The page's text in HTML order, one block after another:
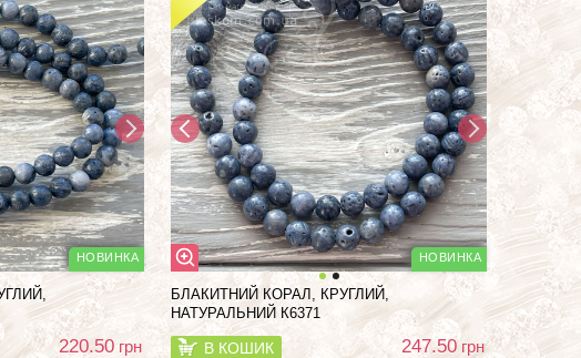
220.50 грн
БЛАКИТНИЙ КОРАЛ, КРУГЛИЙ,
НАТУРАЛЬНИЙ К6371
В КОШИК 247.50 грн